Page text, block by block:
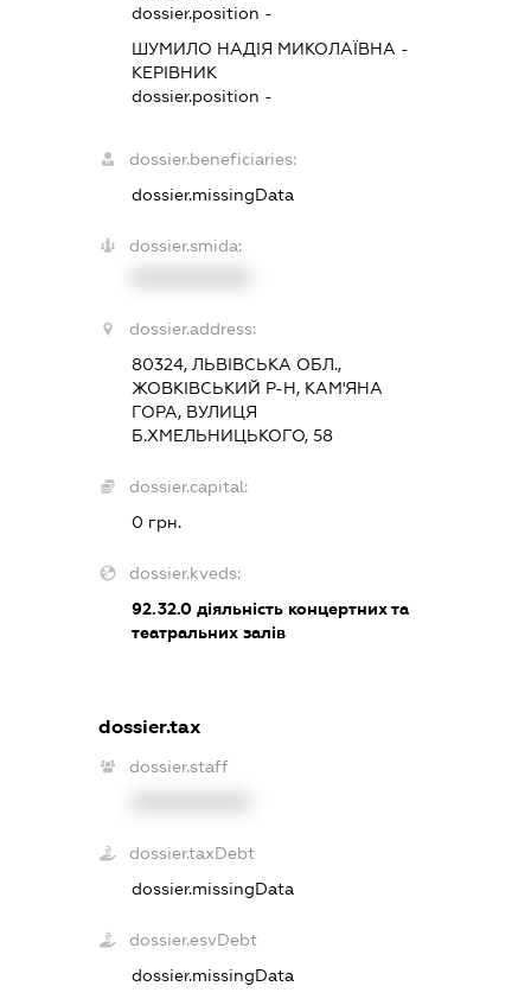
dossier.position -
ШУМИЛО НАДІЯ МИКОЛАЇВНА -
КЕРІВНИК
dossier.position -
dossier.beneficiaries:
dossier.missingData
dossier.smida:
dossier.address:
80324, ЛЬВІВСЬКА ОБЛ.,
ЖОВКІВСЬКИЙ Р-Н, КАМ'ЯНА
ГОРА, ВУЛИЦЯ
Б.ХМЕЛЬНИЦЬКОГО, 58
dossier.capital:
0 грн.
dossier.kveds:
92.32.0діяльність концертних та
театральних залів
dossier.tax
dossier.staff
dossier.taxDebt
dossier.missingData
dossier.esvDebt
dossier.missingData